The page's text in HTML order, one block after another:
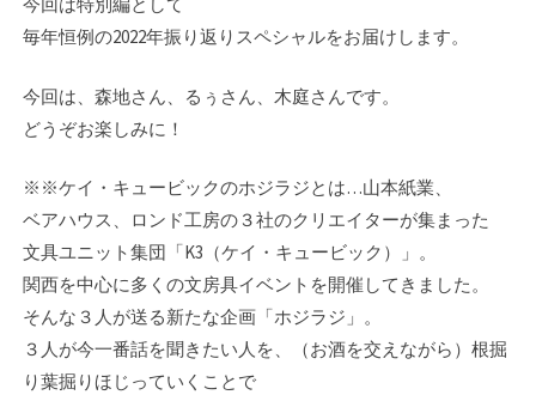
今回は特別編として
毎年恒例の2022年振り返りスペシャルをお届けします。
今回は、森地さん、るぅさん、木庭さんです。
どうぞお楽しみに！
※※ケイ・キュービックのホジラジとは…山本紙業、
ベアハウス、ロンド工房の３社のク­リエイターが集まった
文具ユニット集団「K3（ケイ・キュービック）」。
関西を中心に­多くの文房具イベントを開催してきました。
そんな３人が送る新たな企画「ホジラジ」。­
３人が今一番話を聞きたい人を、（お酒を交えながら）根掘
り葉掘りほじっていくことで